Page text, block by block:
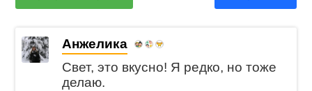
Анжелика
Свет, это вкусно! Я редко, но тоже
делаю.